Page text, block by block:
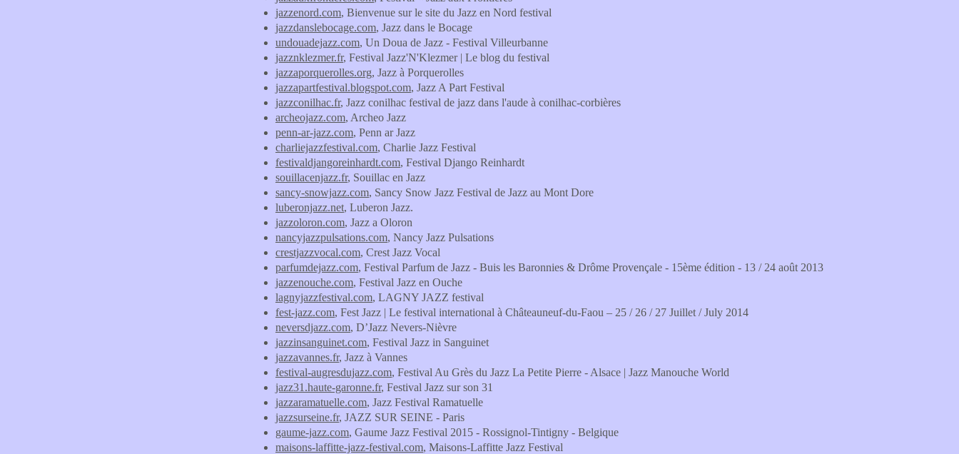
jazzenord.com, Bienvenue sur le site du Jazz en Nord festival
jazzdanslebocage.com, Jazz dans le Bocage
undouadejazz.com, Un Doua de Jazz - Festival Villeurbanne
jazznklezmer.fr, Festival Jazz'N'Klezmer | Le blog du festival
jazzaporquerolles.org, Jazz à Porquerolles
jazzapartfestival.blogspot.com, Jazz A Part Festival
jazzconilhac.fr, Jazz conilhac festival de jazz dans l'aude à conilhac-corbières
archeojazz.com, Archeo Jazz
penn-ar-jazz.com, Penn ar Jazz
charliejazzfestival.com, Charlie Jazz Festival
festivaldjangoreinhardt.com, Festival Django Reinhardt
souillacenjazz.fr, Souillac en Jazz
sancy-snowjazz.com, Sancy Snow Jazz Festival de Jazz au Mont Dore
luberonjazz.net, Luberon Jazz.
jazzoloron.com, Jazz a Oloron
nancyjazzpulsations.com, Nancy Jazz Pulsations
crestjazzvocal.com, Crest Jazz Vocal
parfumdejazz.com, Festival Parfum de Jazz - Buis les Baronnies & Drôme Provençale - 15ème édition - 13 / 24 août 2013
jazzenouche.com, Festival Jazz en Ouche
lagnyjazzfestival.com, LAGNY JAZZ festival
fest-jazz.com, Fest Jazz | Le festival international à Châteauneuf-du-Faou – 25 / 26 / 27 Juillet / July 2014
neversdjazz.com, D’Jazz Nevers-Nièvre
jazzinsanguinet.com, Festival Jazz in Sanguinet
jazzavannes.fr, Jazz à Vannes
festival-augresdujazz.com, Festival Au Grès du Jazz La Petite Pierre - Alsace | Jazz Manouche World
jazz31.haute-garonne.fr, Festival Jazz sur son 31
jazzaramatuelle.com, Jazz Festival Ramatuelle
jazzsurseine.fr, JAZZ SUR SEINE - Paris
gaume-jazz.com, Gaume Jazz Festival 2015 - Rossignol-Tintigny - Belgique
maisons-laffitte-jazz-festival.com, Maisons-Laffitte Jazz Festival